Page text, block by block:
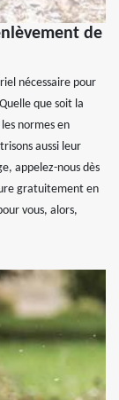
de
nécessaire pour
que soit la
normes en
aussi leur
appelez-nous dès
gratuitement en
vous, alors,